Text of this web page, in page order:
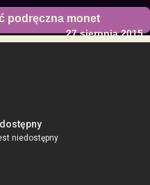
podręczna monet
27 sierpnia 2015